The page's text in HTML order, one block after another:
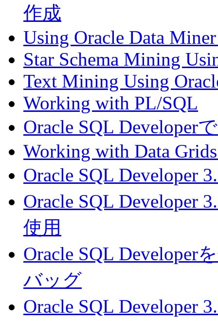
作成
Using Oracle Data
Star Schema Mining
Text Mining Using
Working with PL/SQL
Oracle SQL Developer
Working with Data
Oracle SQL Developer
Oracle SQL Developer
使用
Oracle SQL Developer
バッグ
Oracle SQL Developer